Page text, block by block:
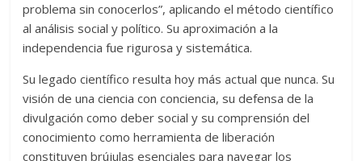
problema sin conocerlos”, aplicando el método científico
al análisis social y político. Su aproximación a la
independencia fue rigurosa y sistemática.
Su legado científico resulta hoy más actual que nunca. Su
visión de una ciencia con conciencia, su defensa de la
divulgación como deber social y su comprensión del
conocimiento como herramienta de liberación
constituyen brújulas esenciales para navegar los